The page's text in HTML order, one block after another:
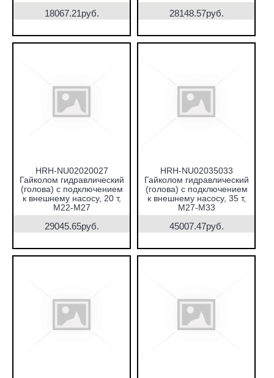
18067.21руб. 28148.57руб.
HRH-NU02020027
Гайколом гидравлический
(голова) с подключением
к внешнему насосу, 20 т,
М22-М27
29045.65руб.
HRH-NU02035033
Гайколом гидравлический
(голова) с подключением
к внешнему насосу, 35 т,
М27-М33
45007.47руб.